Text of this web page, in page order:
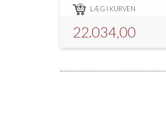
LÆG I KURVEN
22.034,00